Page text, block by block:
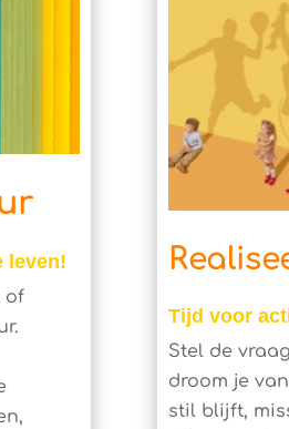
leven!
of
Tijd voor
Stel de
droom je
stil blijft,